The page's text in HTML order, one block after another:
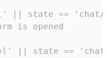
|| state ==
is opened
|| state ==